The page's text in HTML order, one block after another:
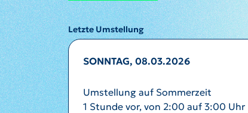
Letzte Umstellung
SONNTAG, 08.03.2026
Umstellung auf Sommerzeit
1 Stunde vor, von 2:00 auf 3:00 Uhr